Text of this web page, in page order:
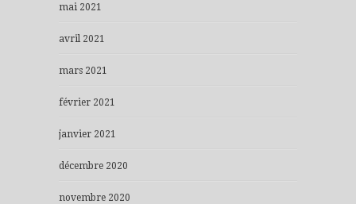
mai 2021
avril 2021
mars 2021
février 2021
janvier 2021
décembre 2020
novembre 2020